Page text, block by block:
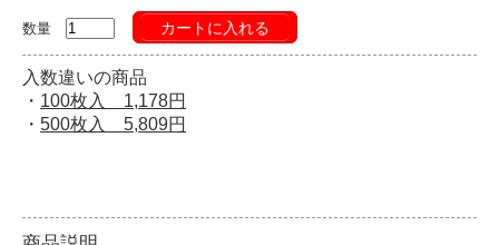
数量 カートに入れる
入数違いの商品
・ 100枚入 1,178円
・ 500枚入 5,809円